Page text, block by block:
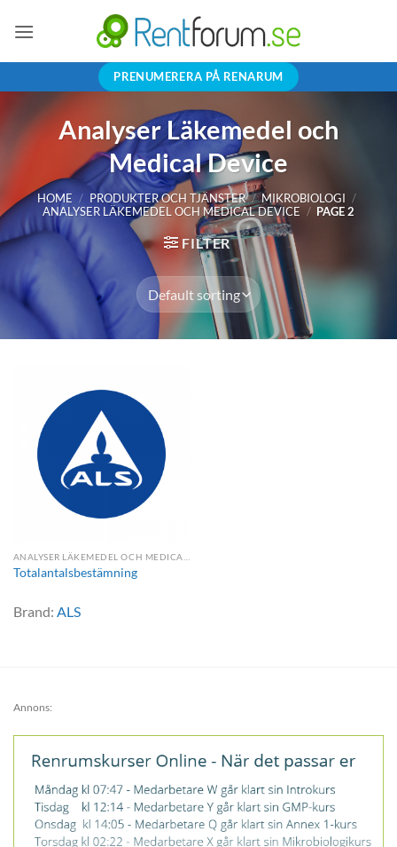
PRENUMERERA PÅ RENARUM
Analyser Läkemedel och
Medical Device
HOME / PRODUKTER OCH TJÄNSTER / MIKROBIOLOGI /
ANALYSER LÄKEMEDEL OCH MEDICAL DEVICE / PAGE 2
FILTER
ANALYSER LÄKEMEDEL OCH MEDICAL DEVICE
Totalantalsbestämning
Brand: ALS
Annons: